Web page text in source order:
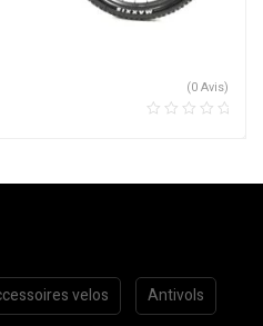
(0 Avis)
velos Antivols